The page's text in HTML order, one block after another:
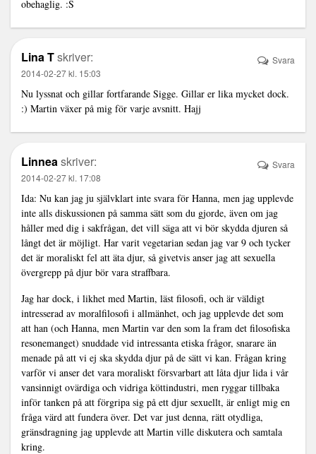
obehaglig. :S
Lina Tskriver:
2014-02-27 kl. 15:03
Nu lyssnat och gillar fortfarande Sigge. Gillar er lika mycket dock.
:) Martin växer på mig för varje avsnitt. Hajj
Svara
Linneaskriver:
2014-02-27 kl. 17:08
Ida: Nu kan jag ju självklart inte svara för Hanna, men jag upplevde
inte alls diskussionen på samma sätt som du gjorde, även om jag
håller med dig i sakfrågan, det vill säga att vi bör skydda djuren så
långt det är möjligt. Har varit vegetarian sedan jag var 9 och tycker
det är moraliskt fel att äta djur, så givetvis anser jag att sexuella
övergrepp på djur bör vara straffbara.
Jag har dock, i likhet med Martin, läst filosofi, och är väldigt
intresserad av moralfilosofi i allmänhet, och jag upplevde det som
att han (och Hanna, men Martin var den som la fram det filosofiska
resonemanget) snuddade vid intressanta etiska frågor, snarare än
menade på att vi ej ska skydda djur på de sätt vi kan. Frågan kring
varför vi anser det vara moraliskt försvarbart att låta djur lida i vår
vansinnigt ovärdiga och vidriga köttindustri, men ryggar tillbaka
inför tanken på att förgripa sig på ett djur sexuellt, är enligt mig en
fråga värd att fundera över. Det var just denna, rätt otydliga,
gränsdragning jag upplevde att Martin ville diskutera och samtala
kring.
Svara